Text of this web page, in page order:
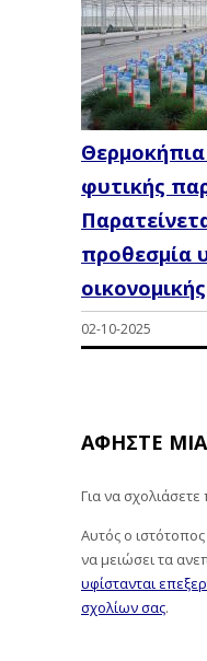
φυτικής
προθεσμία
02-10-2025
ΑΦΉΣΤΕ
Για να
Αυτός ο
να μειώσει τα
υφίστανται
σχολίων σας.